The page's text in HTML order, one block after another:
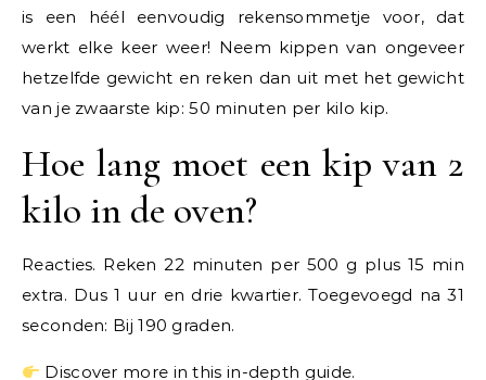
is een héél eenvoudig rekensommetje voor, dat
werkt elke keer weer! Neem kippen van ongeveer
hetzelfde gewicht en reken dan uit met het gewicht
van je zwaarste kip: 50 minuten per kilo kip.
Hoe lang moet een kip van 2
kilo in de oven?
Reacties. Reken 22 minuten per 500 g plus 15 min
extra. Dus 1 uur en drie kwartier. Toegevoegd na 31
seconden: Bij 190 graden.
Discover more in this in-depth guide.